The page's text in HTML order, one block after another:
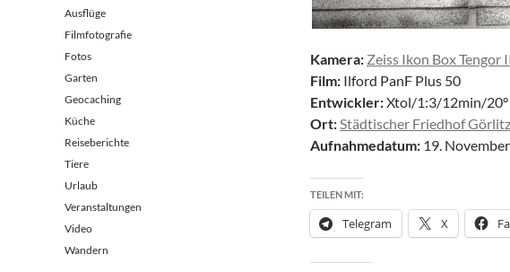
Kamera: Zeiss Ikon Box Tengor
Film: Ilford PanF Plus 50
Entwickler:Xtol/1:3/12min/20°
Ort:Städtischer Friedhof Görlitz
Aufnahmedatum: 19.
TEILEN MIT:
Telegram X
Ausflüge
Filmfotografie
Fotos
Garten
Geocaching
Küche
Reiseberichte
Tiere
Urlaub
Veranstaltungen
Video
Wandern